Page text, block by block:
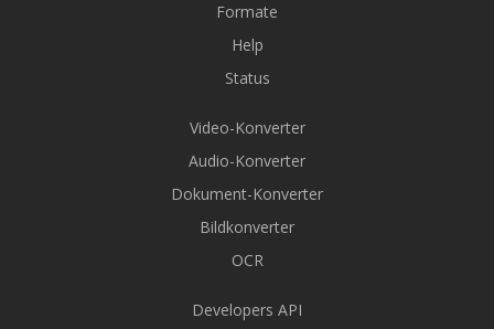
Formate
Help
Status
Video-Konverter
Audio-Konverter
Dokument-Konverter
Bildkonverter
OCR
Developers API